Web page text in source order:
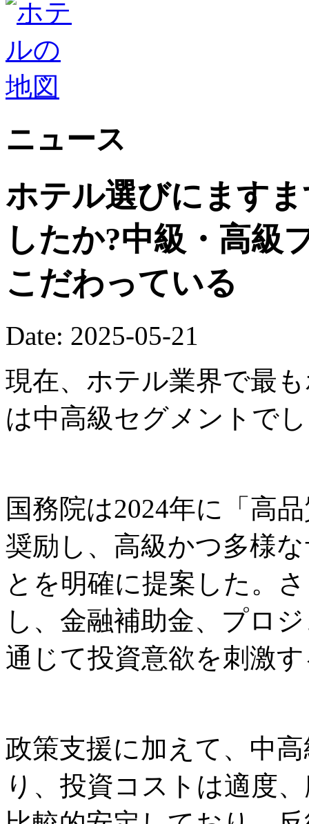
ニュース
ホテル選びにます
したか?中級・高級
こだわっている
Date: 2025-05-21
現在、ホテル業界で最
は中高級セグメントで
国務院は2024年に「高
奨励し、高級かつ多様
とを明確に提案した。
し、金融補助金、プロ
通じて投資意欲を刺激
政策支援に加えて、中
り、投資コストは適度